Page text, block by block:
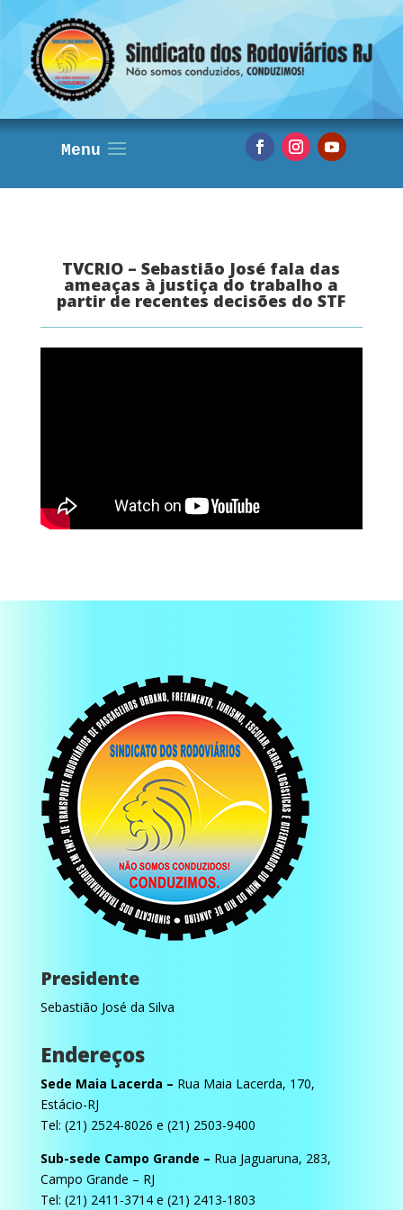
TVCRIO – Sebastião José fala das
ameaças à justiça do trabalho a
partir de recentes decisões do STF
Presidente
Sebastião José da Silva
Endereços
Sede Maia Lacerda – Rua Maia Lacerda, 170,
Estácio-RJ
Tel: (21) 2524-8026 e (21) 2503-9400
Sub-sede Campo Grande – Rua Jaguaruna, 283,
Campo Grande – RJ
Tel: (21) 2411-3714 e (21) 2413-1803